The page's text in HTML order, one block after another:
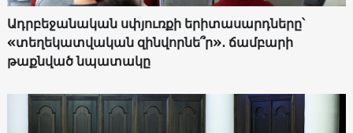
Ադրբեջանական սփյուռքի երիտասարդները՝
«տեղեկատվական զինվորնե՞ր»․ ճամբարի
թաքնված նպատակը